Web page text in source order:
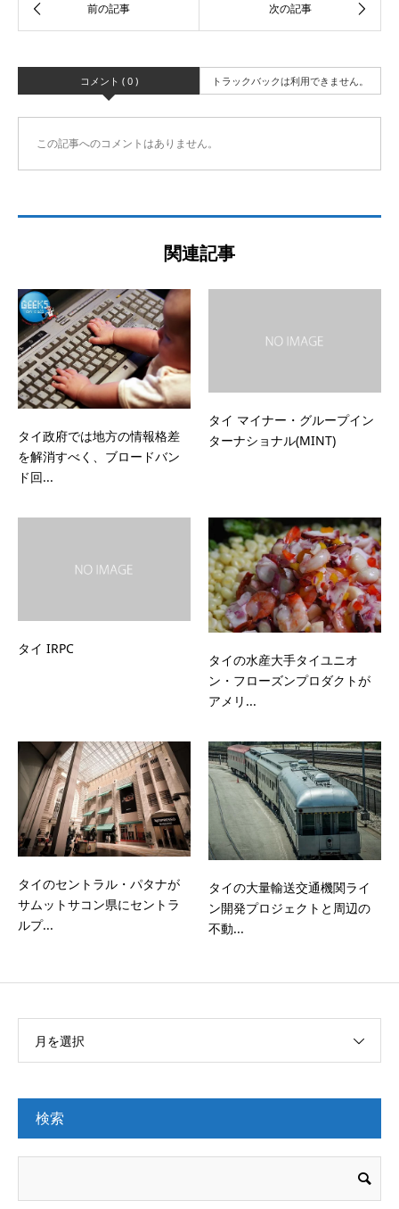
コメント ( 0 ) トラックバックは利用できません。
この記事へのコメントはありません。
関連記事
タイ政府では地方の情報格差
を解消すべく、ブロードバン
ド回...
タイ マイナー・グループイン
ターナショナル(MINT)
タイ IRPC
タイの水産大手タイユニオ
ン・フローズンプロダクトが
アメリ...
タイのセントラル・パタナが
サムットサコン県にセントラ
ルプ...
タイの大量輸送交通機関ライ
ン開発プロジェクトと周辺の
不動...
月を選択
検索